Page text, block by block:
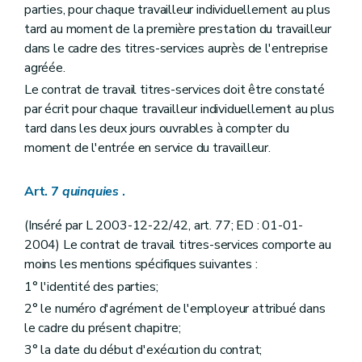
parties, pour chaque travailleur individuellement au plus
tard au moment de la première prestation du travailleur
dans le cadre des titres-services auprès de l'entreprise
agréée.
Le contrat de travail titres-services doit être constaté
par écrit pour chaque travailleur individuellement au plus
tard dans les deux jours ouvrables à compter du
moment de l'entrée en service du travailleur.
Art. 7 quinquies .
(Inséré par L 2003-12-22/42, art. 77; ED : 01-01-
2004) Le contrat de travail titres-services comporte au
moins les mentions spécifiques suivantes :
1° l'identité des parties;
2° le numéro d'agrément de l'employeur attribué dans
le cadre du présent chapitre;
3° la date du début d'exécution du contrat;